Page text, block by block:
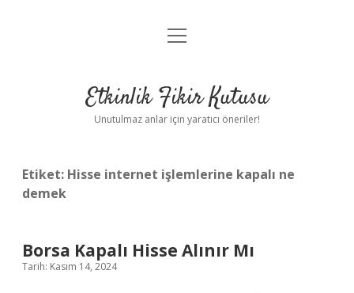
Anasayfa
Yasal Uyarı
menüyü
Etkinlik Fikir Kutusu
Unutulmaz anlar için yaratıcı öneriler!
Etiket: Hisse internet işlemlerine kapalı ne
demek
Borsa Kapalı Hisse Alınır Mı
Tarih: Kasım 14, 2024